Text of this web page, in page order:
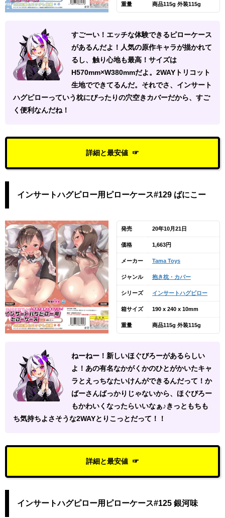
重量 商品115g 外装115g
すごーい！エッチな体験できるピローケース
があるんだよ！人気の原作キャラが描かれて
るし、触り心地も最高！サイズは
H570mm×W380mmだよ。2WAYトリコット
生地でできてるんだ。それでさ、インサート
ハグピローっていう枕にぴったりの穴空きカバーだから、すご
く便利なんだね！
詳細と最安値
インサートハグピロー用ピローケース#129 ばにこー
発売 20年10月21日
価格 1,663円
メーカー Tama Toys
ジャンル 抱き枕・カバー
シリーズ インサートハグピロー
箱サイズ 190 x 240 x 10mm
重量 商品115g 外装115g
ねーねー！新しいほぐぴろーがあるらしい
よ！あの有名なかがくかのひとがかいたキャ
ラとえっちなたいけんができるんだって！か
ばーさんばっかりじゃないから、ほぐぴろー
もかわいくなったらいいなぁ♪きっともちも
ち気持ちよさそうな2WAYとりこっとだって！！
詳細と最安値
インサートハグピロー用ピローケース#125 銀河味